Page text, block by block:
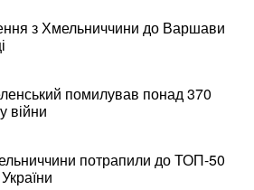
з Хмельниччини до Варшави
помилував понад 370
війни
потрапили до ТОП-50